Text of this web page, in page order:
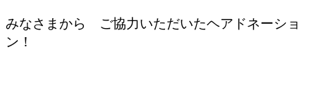
みなさまから ご協力いただいたヘアドネーショ
ン！